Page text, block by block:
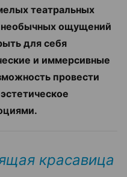
театральных
ощущений
для себя
и иммерсивные
провести
красавица